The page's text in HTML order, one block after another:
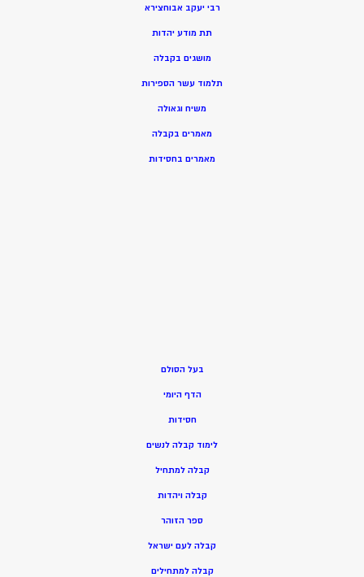
רבי יעקב אבוחצירא
תת מודע יהדות
מושגים בקבלה
תלמוד עשר הספירות
משיח וגאולה
מאמרים בקבלה
מאמרים בחסידות
בעל הסולם
הדף היומי
חסידות
לימוד קבלה לנשים
קבלה למתחיל
קבלה ויהדות
ספר הזוהר
קבלה לעם ישראל
קבלה למתחילים